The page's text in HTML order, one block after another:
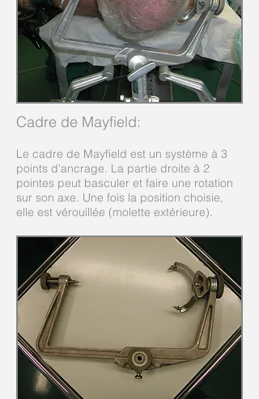
Cadre de Mayfield:
Le cadre de Mayfield est un système à 3
points d'ancrage. La partie droite à 2
pointes peut basculer et faire une rotation
sur son axe. Une fois la position choisie,
elle est vérouillée (molette extérieure).